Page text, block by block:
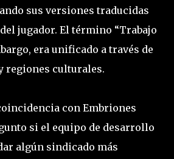
sus versiones traducidas
jugador. El término “Trabajo
era unificado a través de
regiones culturales.
con Embriones
si el equipo de desarrollo
algún sindicado más